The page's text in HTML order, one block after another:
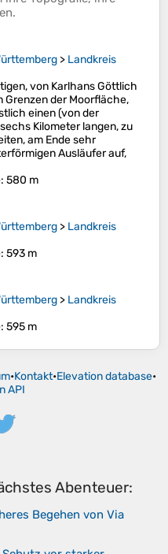
> Landkreis
von Karlhans Göttlich
der Moorfläche,
einen (von der
Kilometer langen, zu
am Ende sehr
Ausläufer auf,
: 580 m
> Landkreis
: 593 m
> Landkreis
: 595 m
•Kontakt•Elevation database•
API
Abenteuer:
Begehen von Via